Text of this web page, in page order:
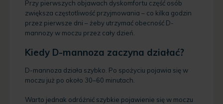
Przy pierwszych objawach dyskomfortu część osób
zwiększa częstotliwość przyjmowania – co kilka godzin
przez pierwsze dni – żeby utrzymać obecność D-
mannozy w moczu przez cały dzień.
Kiedy D-mannoza zaczyna działać?
D-mannoza działa szybko. Po spożyciu pojawia się w
moczu już po około 30–60 minutach.
Warto jednak odróżnić szybkie pojawienie się w moczu